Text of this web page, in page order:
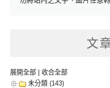
文
展開全部
收合全部
未分類 (143)